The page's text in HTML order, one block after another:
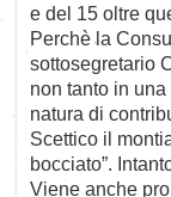
e del 15 oltre
Perchè la
sottosegretario
non tanto in
natura di
Scettico il
bocciato”.
Viene anche